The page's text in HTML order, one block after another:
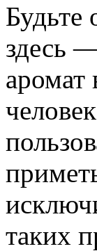
здесь
аромат
таких